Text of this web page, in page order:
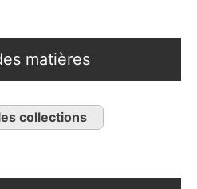
matières
collections